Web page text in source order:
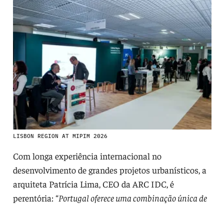
LISBON REGION AT MIPIM 2026
Com longa experiência internacional no
desenvolvimento de grandes projetos urbanísticos, a
arquiteta Patrícia Lima, CEO da ARC IDC, é
perentória: “Portugal oferece uma combinação única de